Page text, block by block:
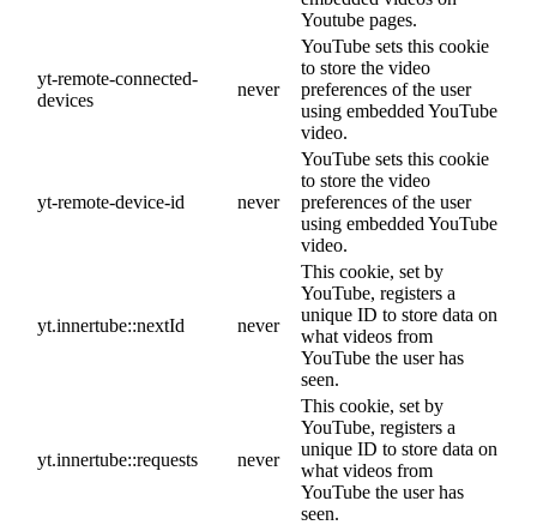
Youtube pages.
yt-remote-connected-
devices
never
YouTube sets this cookie
to store the video
preferences of the user
using embedded YouTube
video.
yt-remote-device-id never
YouTube sets this cookie
to store the video
preferences of the user
using embedded YouTube
video.
yt.innertube::nextId never
This cookie, set by
YouTube, registers a
unique ID to store data on
what videos from
YouTube the user has
seen.
yt.innertube::requests never
This cookie, set by
YouTube, registers a
unique ID to store data on
what videos from
YouTube the user has
seen.